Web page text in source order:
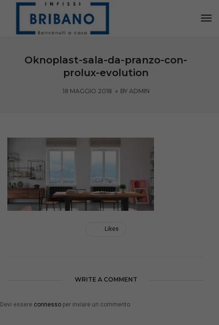
Oknoplast-sala-da-pranzo-con-
prolux-evolution
18 MAGGIO 2018 BY ADMIN
Likes
WRITE A COMMENT
Devi essere connesso per inviare un commento.